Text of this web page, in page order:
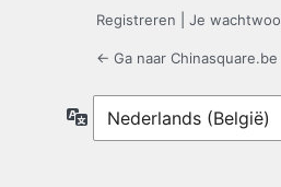
Registreren Je
← Ga naar Chinasquare.be
Taal